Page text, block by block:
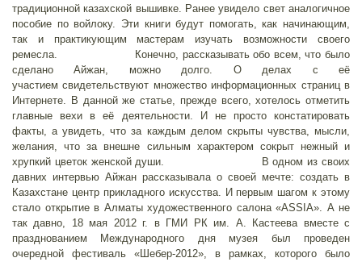
традиционной казахской вышивке. Ранее увидело свет аналогичное
пособие по войлоку. Эти книги будут помогать, как начинающим,
так и практикующим мастерам изучать возможности своего
ремесла. Конечно, рассказывать обо всем, что было
сделано Айжан, можно долго. О делах с её
участием свидетельствуют множество информационных страниц в
Интернете. В данной же статье, прежде всего, хотелось отметить
главные вехи в её деятельности. И не просто констатировать
факты, а увидеть, что за каждым делом скрыты чувства, мысли,
желания, что за внешне сильным характером сокрыт нежный и
хрупкий цветок женской души. В одном из своих
давних интервью Айжан рассказывала о своей мечте: создать в
Казахстане центр прикладного искусства. И первым шагом к этому
стало открытие в Алматы художественного салона «ASSIA». А не
так давно, 18 мая 2012 г. в ГМИ РК им. А. Кастеева вместе с
празднованием Международного дня музея был проведен
очередной фестиваль «Шебер-2012», в рамках, которого было